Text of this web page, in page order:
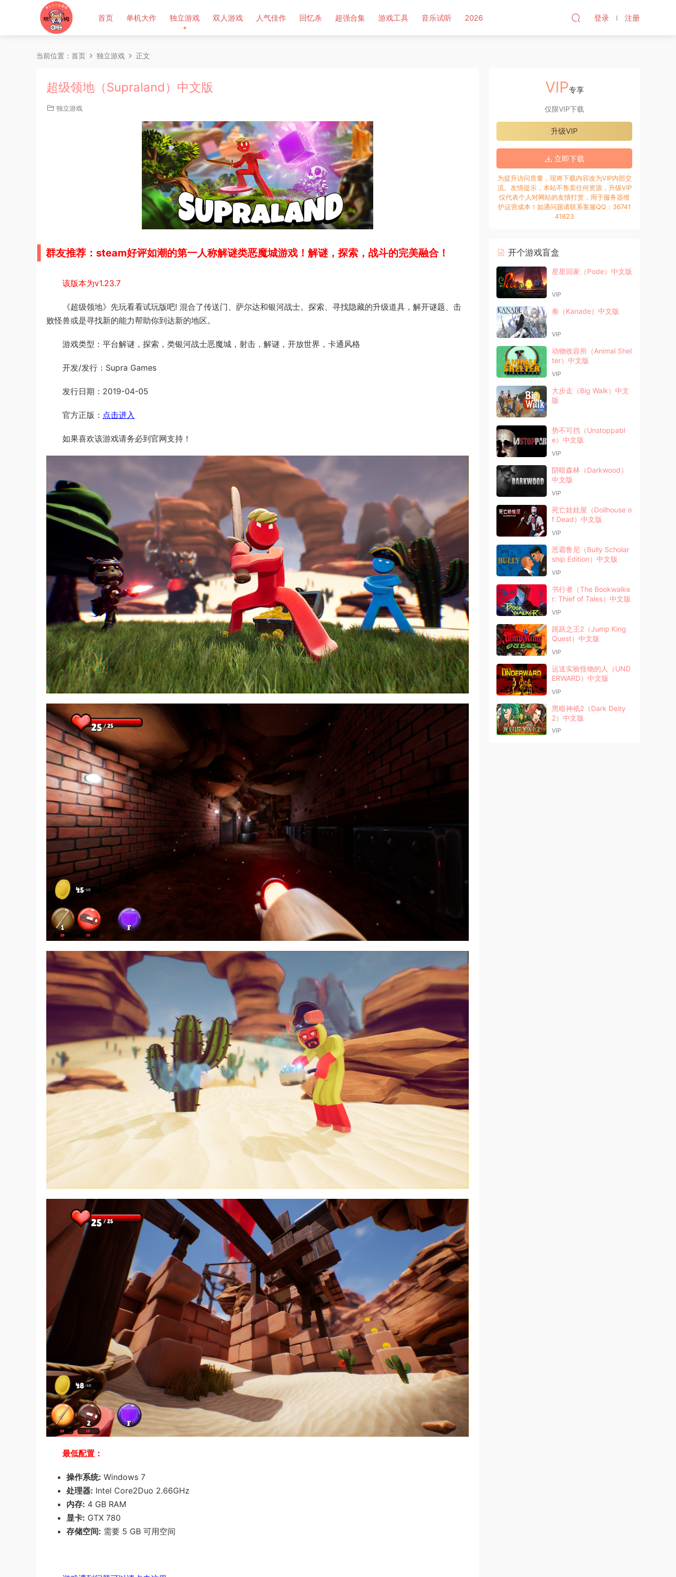
首页 单机大作 独立游戏 双人游戏 人气佳作 回忆杀 超强合集 游戏工具 音乐试听 2026 登录 注册
当前位置： 首页 独立游戏 正文
超级领地（Supraland）中文版
独立游戏
群友推荐：steam好评如潮的第一人称解谜类恶魔城游戏！解谜，探索，战斗的完美融合！
该版本为v1.23.7
《超级领地》先玩看看试玩版吧! 混合了传送门、萨尔达和银河战士。探索、寻找隐藏的升级道具，解开谜题、击
败怪兽或是寻找新的能力帮助你到达新的地区。
游戏类型：平台解谜，探索，类银河战士恶魔城，射击，解谜，开放世界，卡通风格
开发/发行：Supra Games
发行日期：2019-04-05
官方正版： 点击进入
如果喜欢该游戏请务必到官网支持！
最低配置：
操作系统: Windows 7
处理器: Intel Core2Duo 2.66GHz
内存: 4 GB RAM
显卡: GTX 780
存储空间: 需要 5 GB 可用空间
VIP专享
仅限VIP下载
升级VIP
立即下载
为提升访问质量，现将下载内容改为VIP内部交
流。友情提示，本站不售卖任何资源，升级VIP
仅代表个人对网站的友情打赏，用于服务器维
护运营成本！如遇问题请联系客服QQ：36741
41823
开个游戏盲盒
星星回家（Pode）中文版
VIP
奏（Kanade）中文版
VIP
动物收容所（Animal Shel
ter）中文版
VIP
大步走（Big Walk）中文
版
势不可挡（Unstoppabl
e）中文版
VIP
阴暗森林（Darkwood）
中文版
VIP
死亡娃娃屋（Dollhouse o
f Dead）中文版
VIP
恶霸鲁尼（Bully Scholar
ship Edition）中文版
VIP
书行者（The Bookwalke
r: Thief of Tales）中文版
VIP
跳跃之王2（Jump King
Quest）中文版
VIP
运送实验怪物的人（UND
ERWARD）中文版
VIP
黑暗神祇2（Dark Deity
2）中文版
VIP